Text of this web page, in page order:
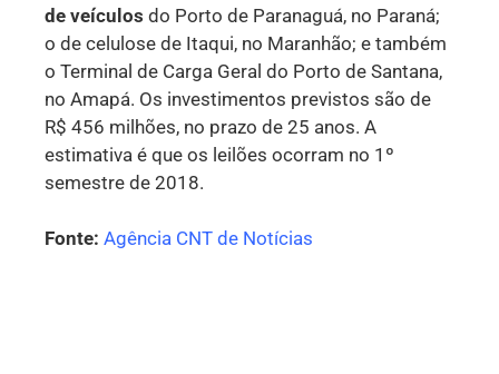
de veículos do Porto de Paranaguá, no Paraná;
o de celulose de Itaqui, no Maranhão; e também
o Terminal de Carga Geral do Porto de Santana,
no Amapá. Os investimentos previstos são de
R$ 456 milhões, no prazo de 25 anos. A
estimativa é que os leilões ocorram no 1º
semestre de 2018.
Fonte: Agência CNT de Notícias